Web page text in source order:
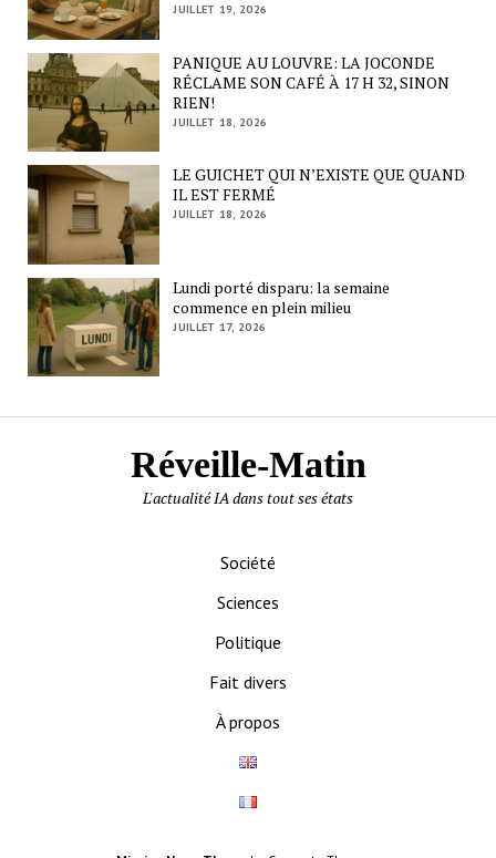
JUILLET 19, 2026
PANIQUE AU LOUVRE: LA JOCONDE
RÉCLAME SON CAFÉ À 17 H 32, SINON
RIEN!
JUILLET 18, 2026
LE GUICHET QUI N’EXISTE QUE QUAND
IL EST FERMÉ
JUILLET 18, 2026
Lundi porté disparu: la semaine
commence en plein milieu
JUILLET 17, 2026
Réveille-Matin
L'actualité IA dans tout ses états
Société
Sciences
Politique
Fait divers
À propos